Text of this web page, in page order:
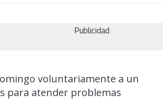
Publicidad
voluntariamente a un
para atender problemas